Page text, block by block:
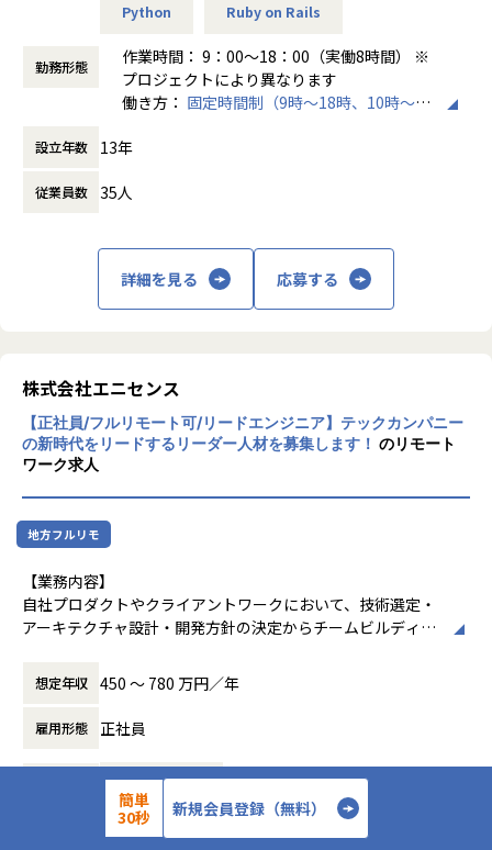
・社員の9割がリモートワーク
・ご自身の目指すキャリアの実現(しっかり面談していま
技術派遣(SES)と聞くと一般的に「客先常駐／下流肯定やブ
やすいと思いますが、それらを払拭した働き方を実現してい
＜案件例＞
・英語を活用したICTプロジェクト推進管理
など
下記、当社について理解が深まるように社員についてご紹介
します！
【弊社社員について】
・paiza経由の中途入社エンジニア①
前職では開発もインフラもフルスタックに活躍。
毎日の出社や残業、周囲の社員のモチベーションに違和感を
感じ、転職。
学習時間を捻出し「AWS ソリューションアーキテクト / プロ
現場ではインフラ領域を中心に活躍しています。
・中途入社エンジニア②
「希望する案件に関わりたい！」
前職では上流工程経験者であるにも関わらず会社都合で運用
保守の案件にアサイン。
Python Ruby on Rails
勤務形態
作業時間： 9：00～18：00（実働8時間） ※
プロジェクトにより異なります
働き方： 固定時間制（9時～18時、10時～19
時間外労働の有無： 有（月平均0時間～10時
休憩時間： 60分
設立年数 13年
従業員数 35人
詳細を見る 応募する
株式会社エニセンス
【正社員/フルリモート可/リードエンジニア】テックカンパニー
の新時代をリードするリーダー人材を募集します！ のリモート
ワーク求人
地方フルリモ
【業務内容】
自社プロダクトやクライアントワークにおいて、技術選定・
アーキテクチャ設計・開発方針の決定からチームビルディン
リードとして横断的にプロジェクトをリードしていただきま
す。
単にコードを書く・設計するだけでなく、課題の抽出〜技術
的解決策の提案〜実装に至るまで、企画段階から積極的に関
与していただきます。プロダクトオーナーやクライアントと
共に、より良いサービスとは何かを議論しながら、サービス
価値の最大化に向けて推進していくポジションです。
想定年収 450 〜 780 万円／年
雇用形態 正社員
テックリード
CakePHP Laravel PHP
簡単
30秒
新規会員登録（無料）